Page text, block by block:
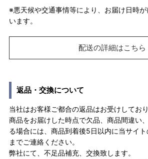
※悪天候や交通事情等により、お届け日時
います。
配送の詳細はこちら
返品・交換について
当社はお客様ご都合の返品はお受けしており
商品をお届けした時点で欠品、商品間違い
る場合には、商品到着後5日以内に当サイ
までご連絡ください。
弊社にて、不足品補充、交換致します。